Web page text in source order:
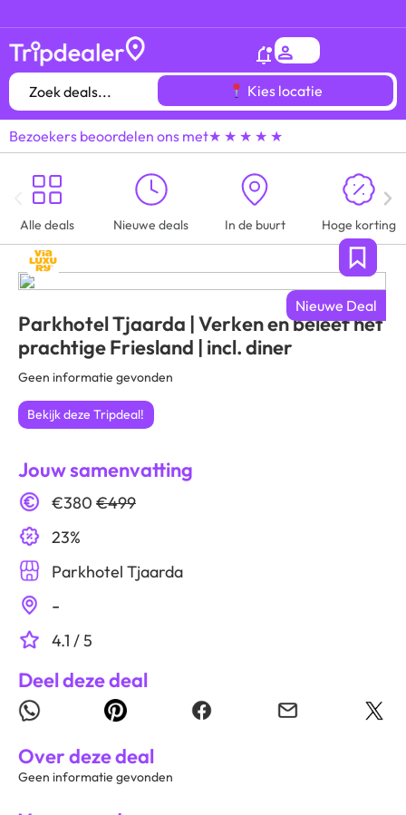
Hetgróótste voordeeluitjes overzichtvan heel
Kies locatie
Bezoekers beoordelen ons met★ ★ ★ ★ ★
Alle deals Nieuwe deals In de buurt Hoge korting
Nieuwe Deal
Parkhotel Tjaarda | Verken en beleef het
prachtige Friesland | incl. diner
Geen informatie gevonden
Bekijk deze Tripdeal!
Jouw samenvatting
€380 €499
23%
Parkhotel Tjaarda
-
4.1 / 5
Deel deze deal
Over deze deal
Geen informatie gevonden